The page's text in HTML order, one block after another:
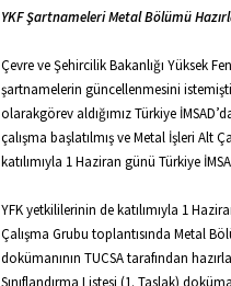
YKF Şartnameleri Metal Bölümü
Çevre ve Şehircilik Bakanlığı Yüksek
şartnamelerin güncellenmesini
olarakgörev aldığımız Türkiye
çalışma başlatılmış ve Metal İşleri Alt
katılımıyla 1 Haziran günü Türkiye
YFK yetkililerinin de katılımıyla 1
Çalışma Grubu toplantısında Metal
dokümanının TUCSA tarafından
Sınıflandırma Listesi (1. Taslak)